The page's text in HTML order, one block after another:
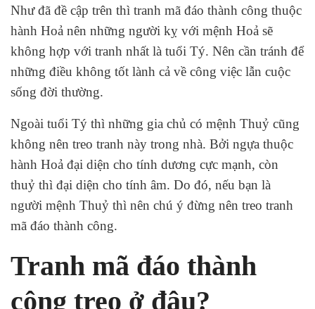
Như đã đề cập trên thì tranh mã đáo thành công thuộc
hành Hoả nên những người kỵ với mệnh Hoả sẽ
không hợp với tranh nhất là tuổi Tý. Nên cần tránh để
những điều không tốt lành cả về công việc lẫn cuộc
sống đời thường.
Ngoài tuổi Tý thì những gia chủ có mệnh Thuỷ cũng
không nên treo tranh này trong nhà. Bởi ngựa thuộc
hành Hoả đại diện cho tính dương cực mạnh, còn
thuỷ thì đại diện cho tính âm. Do đó, nếu bạn là
người mệnh Thuỷ thì nên chú ý đừng nên treo tranh
mã đáo thành công.
Tranh mã đáo thành
công treo ở đâu?